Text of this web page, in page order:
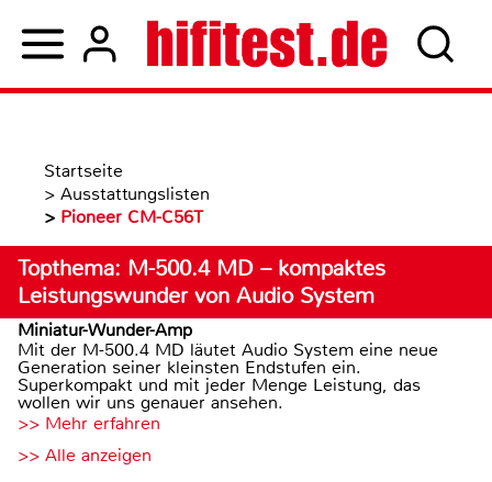
Startseite
> Ausstattungslisten
> Pioneer CM-C56T
Topthema: M-500.4 MD – kompaktes
Leistungswunder von Audio System
Miniatur-Wunder-Amp
Mit der M-500.4 MD läutet Audio System eine neue
Generation seiner kleinsten Endstufen ein.
Superkompakt und mit jeder Menge Leistung, das
wollen wir uns genauer ansehen.
>> Mehr erfahren
>> Alle anzeigen